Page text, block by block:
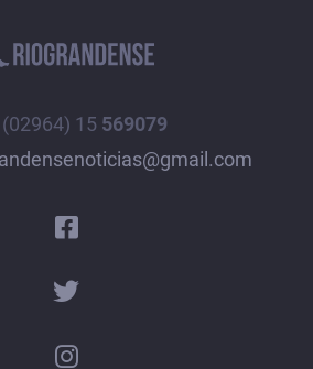
(02964) 15 569079